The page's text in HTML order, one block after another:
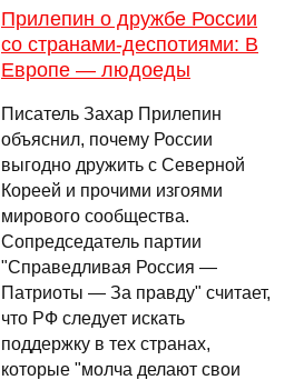
Прилепин о дружбе России
со странами-деспотиями: В
Европе — людоеды
Писатель Захар Прилепин
объяснил, почему России
выгодно дружить с Северной
Кореей и прочими изгоями
мирового сообщества.
Сопредседатель партии
"Справедливая Россия —
Патриоты — За правду" считает,
что РФ следует искать
поддержку в тех странах,
которые "молча делают свои